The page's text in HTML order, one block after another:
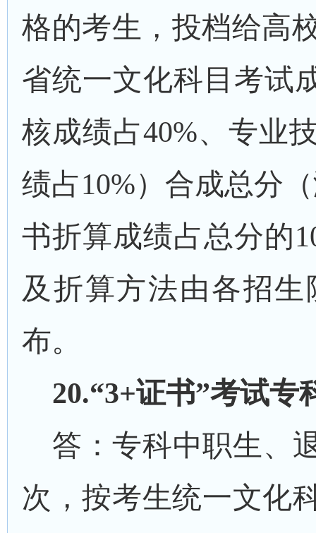
格的考生，投档给高
省统一文化科目考试
核成绩占40%、专业
绩占10%）合成总分
书折算成绩占总分的
及折算方法由各招
布。
20.“3+证书”考试专
答：专科中职生、
次，按考生统一文化